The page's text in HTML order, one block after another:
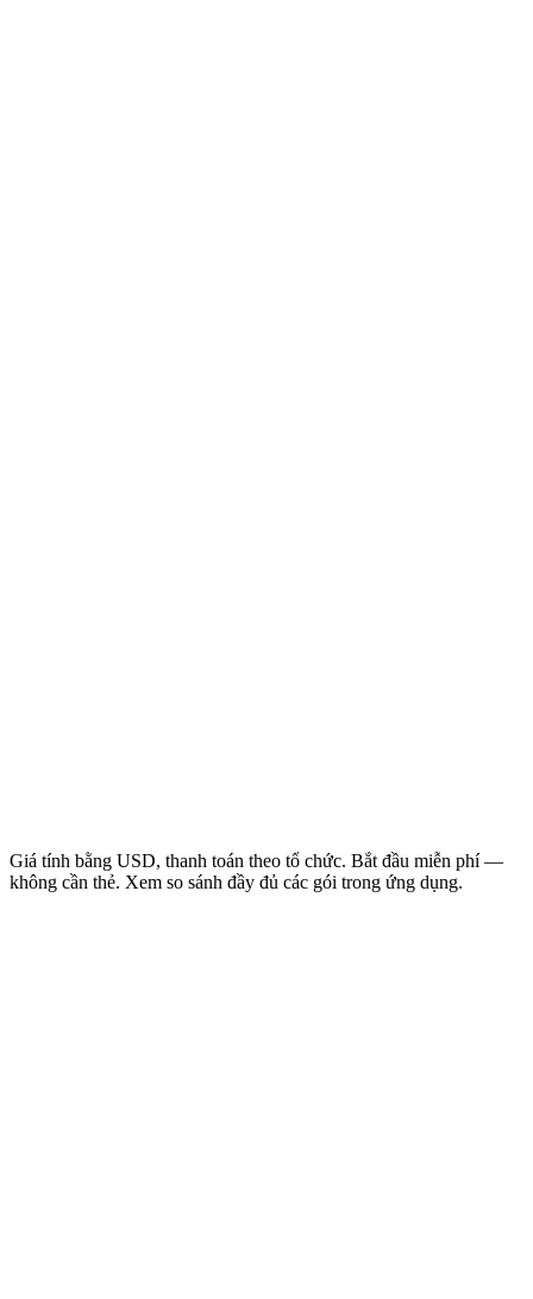
Giá tính bằng USD, thanh toán theo tổ chức. Bắt đầu miễn phí —
không cần thẻ. Xem so sánh đầy đủ các gói trong ứng dụng.